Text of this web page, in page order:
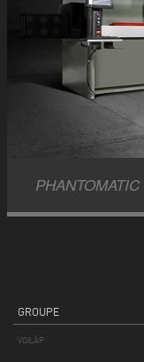
PHANTOMATIC
GROUPE
VOILÀP